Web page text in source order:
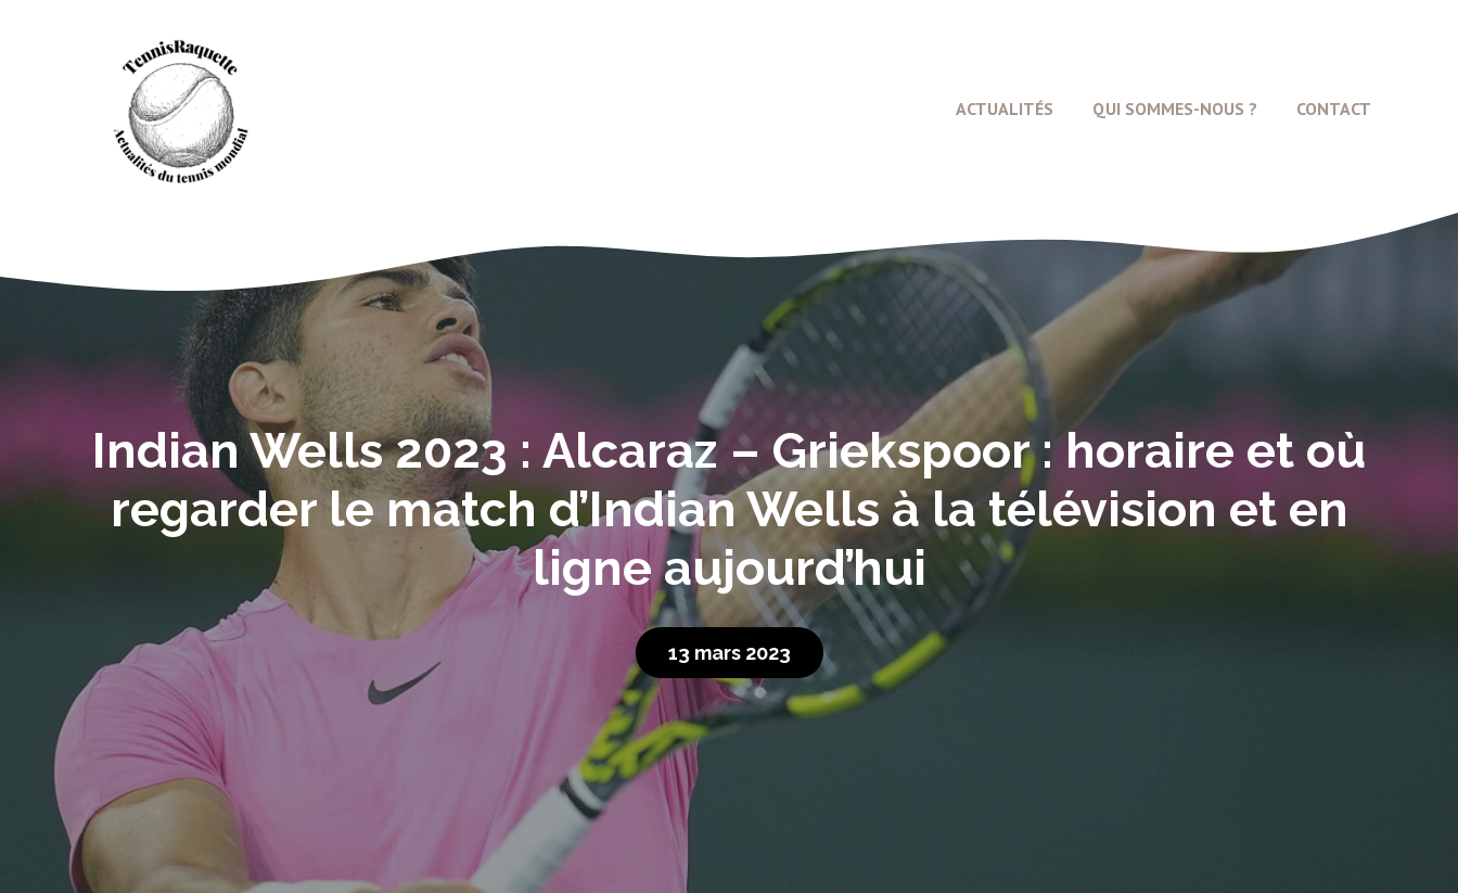
ACTUALITÉS QUI SOMMES-NOUS ? CONTACT
Indian Wells 2023 : Alcaraz – Griekspoor : horaire et où
regarder le match d’Indian Wells à la télévision et en
ligne aujourd’hui
13 mars 2023